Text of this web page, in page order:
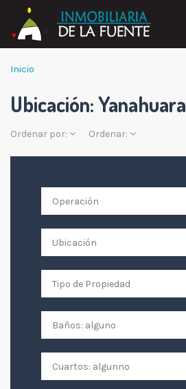
Inicio
Ubicación:Yanahuara
Ordenar por: Ordenar: